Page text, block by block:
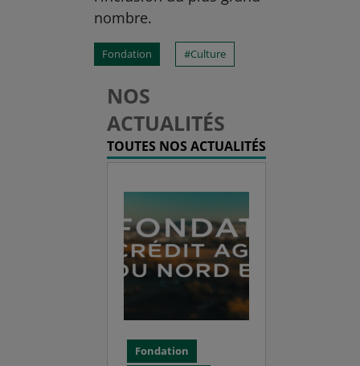
nombre.
Fondation Culture
NOS
ACTUALITÉS
TOUTES NOS ACTUALITÉS
Fondation